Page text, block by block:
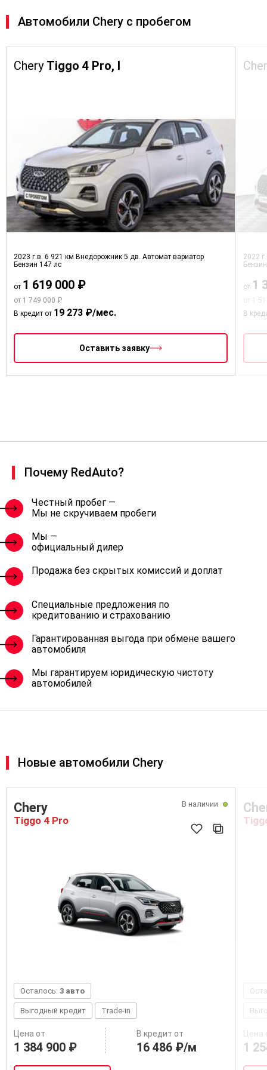
Автомобили Chery с пробегом
Chery Tiggo 4 Pro, I
2023 г.в. 6 921 км Внедорожник 5 дв. Автомат вариатор
Бензин 147 лс
от 1 619 000 ₽
от 1 749 000 ₽
В кредит от 19 273 ₽/мес.
Оставить заявку
2022
от 1
В
Почему RedAuto?
Честный пробег —
Мы не скручиваем пробеги
Мы —
официальный дилер
Продажа без скрытых комиссий и доплат
Специальные предложения по
кредитованию и страхованию
Гарантированная выгода при обмене вашего
автомобиля
Мы гарантируем юридическую чистоту
автомобилей
Новые автомобили Chery
В наличии
Chery
Tiggo 4 Pro
Осталось: 3 авто
Выгодный кредит Trade-in
Цена от
1 384 900 ₽
В кредит от
16 486 ₽/м
Цена
1